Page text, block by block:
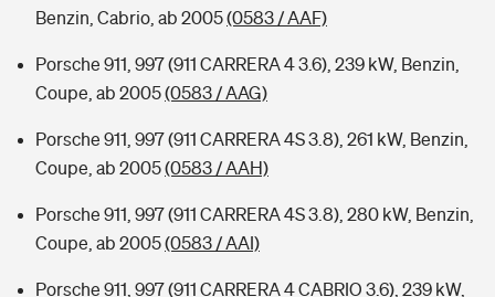
Benzin, Cabrio, ab 2005(0583 / AAF)
Porsche 911, 997 (911 CARRERA 4 3.6), 239 kW, Benzin,
Coupe, ab 2005(0583 / AAG)
Porsche 911, 997 (911 CARRERA 4S 3.8), 261 kW, Benzin,
Coupe, ab 2005(0583 / AAH)
Porsche 911, 997 (911 CARRERA 4S 3.8), 280 kW, Benzin,
Coupe, ab 2005(0583 / AAI)
Porsche 911, 997 (911 CARRERA 4 CABRIO 3.6), 239 kW,